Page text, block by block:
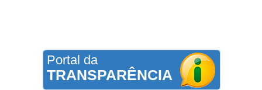
Portal da
TRANSPARÊNCIA